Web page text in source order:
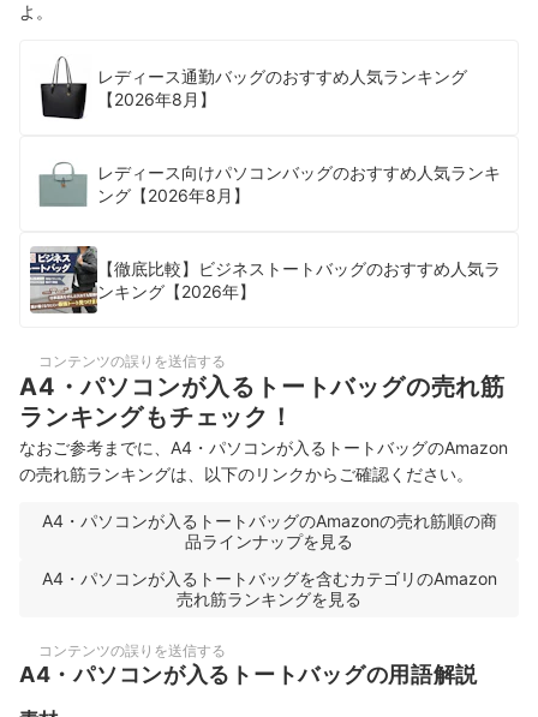
よ。
レディース通勤バッグのおすすめ人気ランキング
【2026年8月】
レディース向けパソコンバッグのおすすめ人気ランキ
ング【2026年8月】
【徹底比較】ビジネストートバッグのおすすめ人気ラ
ンキング【2026年】
コンテンツの誤りを送信する
A4・パソコンが入るトートバッグの売れ筋
ランキングもチェック！
なおご参考までに、A4・パソコンが入るトートバッグのAmazon
の売れ筋ランキングは、以下のリンクからご確認ください。
A4・パソコンが入るトートバッグのAmazonの売れ筋順の商
品ラインナップを見る
A4・パソコンが入るトートバッグを含むカテゴリのAmazon
売れ筋ランキングを見る
コンテンツの誤りを送信する
A4・パソコンが入るトートバッグの用語解説